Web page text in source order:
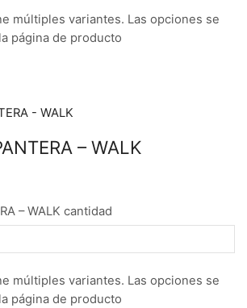
múltiples variantes. Las opciones se
página de producto
– WALK
– WALK cantidad
múltiples variantes. Las opciones se
página de producto